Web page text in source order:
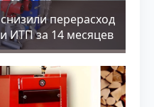
перерасход
ИТП за 14 месяцев